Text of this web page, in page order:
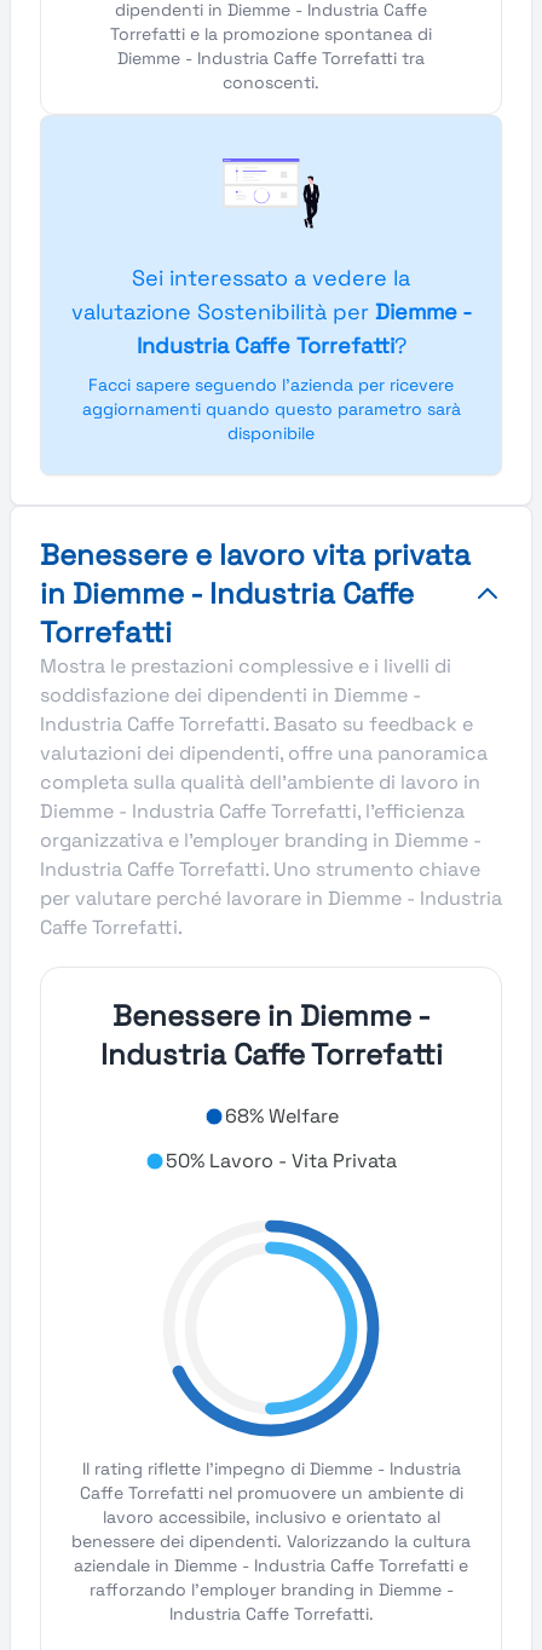
dipendenti in Diemme - Industria Caffe
Torrefatti e la promozione spontanea di
Diemme - Industria Caffe Torrefatti tra
conoscenti.
Sei interessato a vedere la
valutazione Sostenibilità per Diemme -
Industria Caffe Torrefatti?
Facci sapere seguendo l'azienda per ricevere
aggiornamenti quando questo parametro sarà
disponibile
Benessere e lavoro vita privata
in Diemme - Industria Caffe
Torrefatti
Mostra le prestazioni complessive e i livelli di
soddisfazione dei dipendenti in Diemme -
Industria Caffe Torrefatti. Basato su feedback e
valutazioni dei dipendenti, offre una panoramica
completa sulla qualità dell’ambiente di lavoro in
Diemme - Industria Caffe Torrefatti, l’efficienza
organizzativa e l’employer branding in Diemme -
Industria Caffe Torrefatti. Uno strumento chiave
per valutare perché lavorare in Diemme - Industria
Caffe Torrefatti.
Benessere in Diemme -
Industria Caffe Torrefatti
68% Welfare
50% Lavoro - Vita Privata
Il rating riflette l'impegno di Diemme - Industria
Caffe Torrefatti nel promuovere un ambiente di
lavoro accessibile, inclusivo e orientato al
benessere dei dipendenti. Valorizzando la cultura
aziendale in Diemme - Industria Caffe Torrefatti e
rafforzando l'employer branding in Diemme -
Industria Caffe Torrefatti.